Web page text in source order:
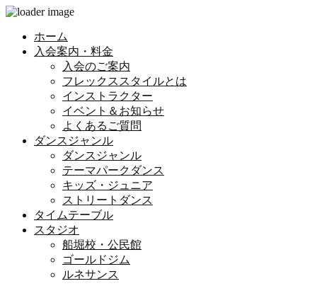
ホーム
入会案内・料金
入会のご案内
フレックススタイルとは
インストラクター
イベント＆お知らせ
よくあるご質問
ダンスジャンル
ダンスジャンル
テーマパークダンス
キッズ・ジュニア
ストリートダンス
タイムテーブル
スタジオ
船堀校・公民館
ゴールドジム
ルネサンス